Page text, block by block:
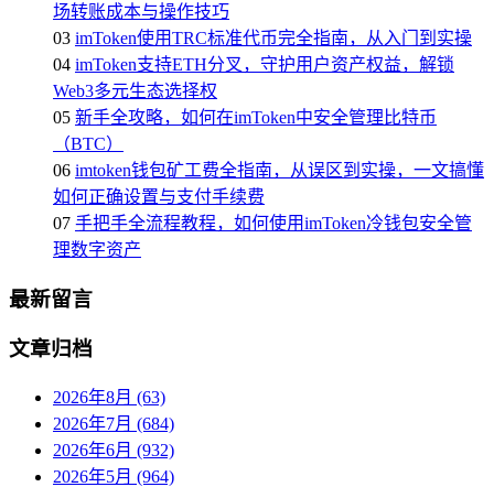
场转账成本与操作技巧
03 imToken使用TRC标准代币完全指南，从入门到实操
04 imToken支持ETH分叉，守护用户资产权益，解锁
Web3多元生态选择权
05 新手全攻略，如何在imToken中安全管理比特币
（BTC）
06 imtoken钱包矿工费全指南，从误区到实操，一文搞懂
如何正确设置与支付手续费
07 手把手全流程教程，如何使用imToken冷钱包安全管
理数字资产
最新留言
文章归档
2026年8月 (63)
2026年7月 (684)
2026年6月 (932)
2026年5月 (964)